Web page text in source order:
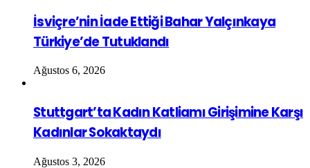
İsviçre’nin İade Ettiği Bahar Yalçınkaya
Türkiye’de Tutuklandı
Ağustos 6, 2026
Stuttgart’ta Kadın Katliamı Girişimine Karşı
Kadınlar Sokaktaydı
Ağustos 3, 2026